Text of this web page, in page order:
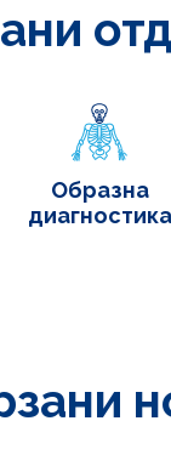
Образна
диагностика